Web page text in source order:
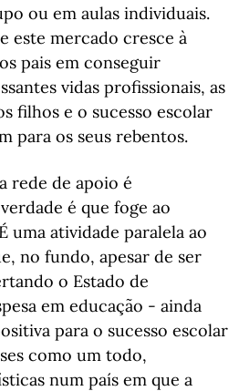
ou em aulas individuais.
este mercado cresce à
pais em conseguir
vidas profissionais, as
filhos e o sucesso escolar
para os seus rebentos.
rede de apoio é
é que foge ao
uma atividade paralela ao
no fundo, apesar de ser
o Estado de
em educação - ainda
para o sucesso escolar
como um todo,
num país em que a